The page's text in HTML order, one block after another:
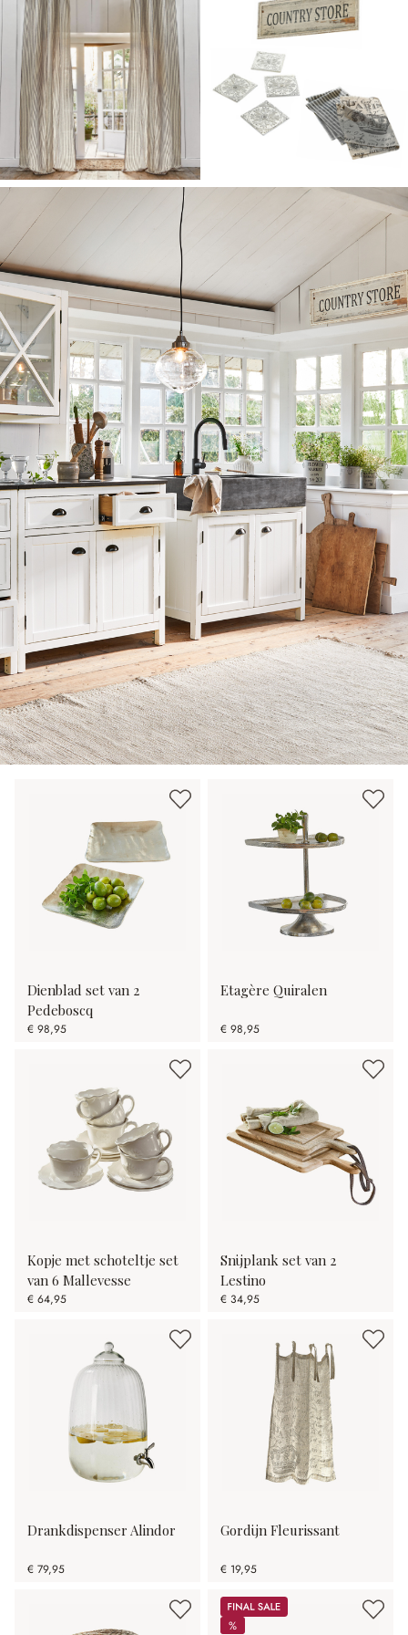
Dienblad set van 2
Pedeboscq
€ 98,95
Etagère Quiralen
€ 98,95
Kopje met schoteltje set
van 6 Mallevesse
€ 64,95
Snijplank set van 2
Lestino
€ 34,95
Drankdispenser Alindor
€ 79,95
Gordijn Fleurissant
€ 19,95
Sale
%